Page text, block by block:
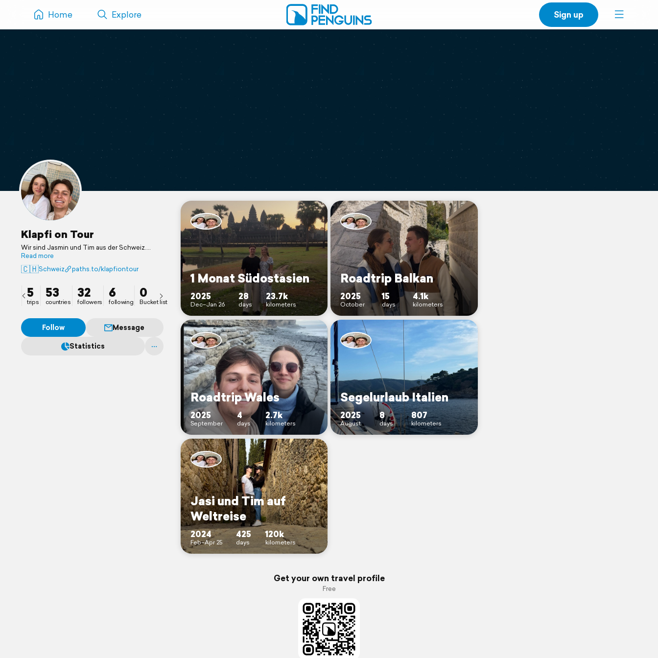
Home Explore Sign up
Klapfi on Tour
Wir sind Jasmin und Tim aus der Schweiz.
Gemeinsam bereisen wir die Welt. Anfangs mit
unserem Campervan Klapfi und nun mit
unseren Rucksäcken Kla & Pfi.
Read more
🇨🇭Schweiz paths.to/klapfiontour
5
trips
53
countries
32
followers
6
following
0
Bucket list
Follow
Message
Statistics
1 Monat Südostasien
2025
Dec–Jan 26
28
days
23.7k
kilometers
Roadtrip Balkan
2025
October
15
days
4.1k
kilometers
Roadtrip Wales
2025
September
4
days
2.7k
kilometers
Segelurlaub Italien
2025
August
8
days
807
kilometers
Jasi und Tim auf
Weltreise
2024
Feb–Apr 25
425
days
120k
kilometers
Get your own travel profile
Free